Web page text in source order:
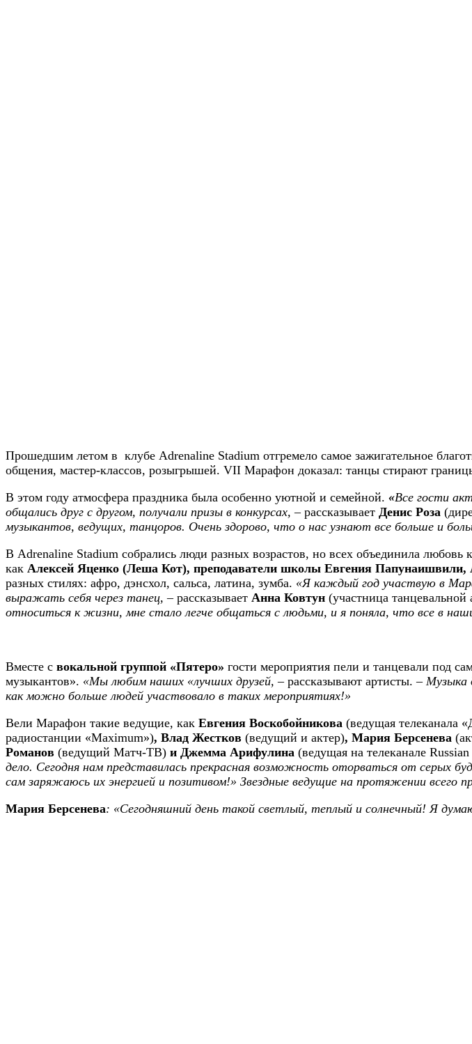
Прошедшим летом в клубе Adrenaline Stadium отгремело самое зажигательное
общения, мастер-классов, розыгрышей. VII Марафон доказал: танцы стирают
В этом году атмосфера праздника была особенно уютной и семейной. «Все гости
общались друг с другом, получали призы в конкурсах, – рассказывает Денис Роза
музыкантов, ведущих, танцоров. Очень здорово, что о нас узнают все больше и
В Adrenaline Stadium собрались люди разных возрастов, но всех объединила
как Алексей Яценко (Леша Кот), преподаватели школы Евгения
разных стилях: афро, дэнсхол, сальса, латина, зумба. «Я каждый год участвую в
выражать себя через танец, – рассказывает Анна Ковтун (участница
относиться к жизни, мне стало легче общаться с людьми, и я поняла, что все в
Вместе с вокальной группой «Пятеро» гости мероприятия пели и танцевали под
музыкантов». «Мы любим наших «лучших друзей, – рассказывают артисты. – Музыка
как можно больше людей участвовало в таких мероприятиях!»
Вели Марафон такие ведущие, как Евгения Воскобойникова (ведущая телеканала
радиостанции «Maximum»), Влад Жестков (ведущий и актер), Мария Берсенева
Романов (ведущий Матч-ТВ) и Джемма Арифулина (ведущая на телеканале
дело. Сегодня нам представилась прекрасная возможность оторваться от серых
сам заряжаюсь их энергией и позитивом!» Звездные ведущие на протяжении всего
Мария Берсенева: «Сегодняшний день такой светлый, теплый и солнечный! Я